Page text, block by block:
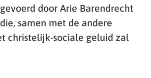
door Arie Barendrecht
samen met de andere
christelijk-sociale geluid zal